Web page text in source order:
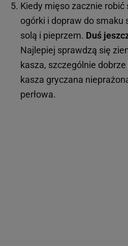
Kiedy mięso zacznie robić
ogórki i dopraw do smaku
solą i pieprzem. Duś
Najlepiej sprawdzą się
kasza, szczególnie
kasza gryczana
perłowa.